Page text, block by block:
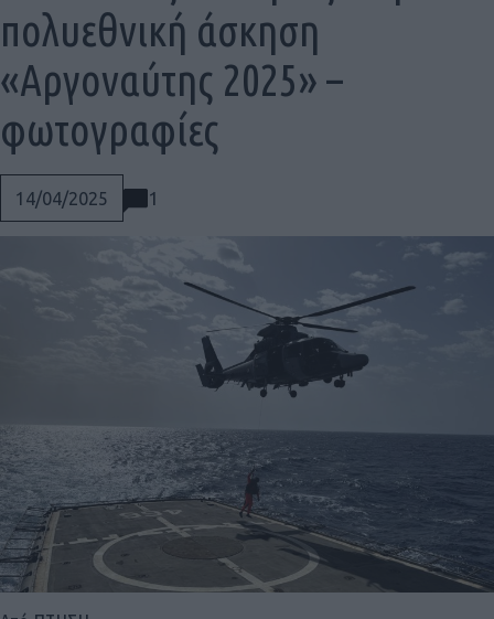
14/04/2025 1
πολυεθνική άσκηση
«Αργοναύτης 2025» –
φωτογραφίες